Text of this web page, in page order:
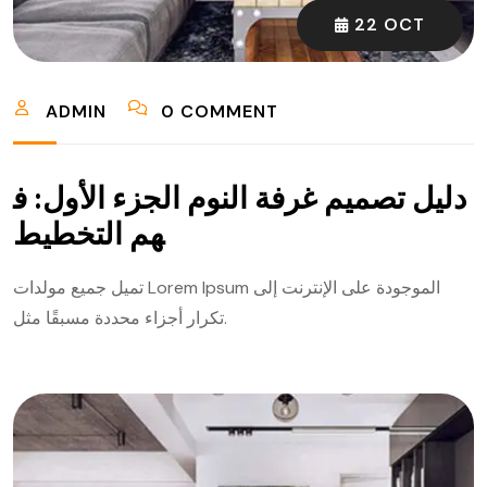
22 OCT
ADMIN 0 COMMENT
دليل تصميم غرفة النوم الجزء الأول: ف
هم التخطيط
تميل جميع مولدات Lorem Ipsum الموجودة على الإنترنت إلى
تكرار أجزاء محددة مسبقًا مثل.